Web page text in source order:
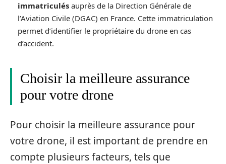
immatriculés auprès de la Direction Générale de
l’Aviation Civile (DGAC) en France. Cette immatriculation
permet d’identifier le propriétaire du drone en cas
d’accident.
Choisir la meilleure assurance
pour votre drone
Pour choisir la meilleure assurance pour
votre drone, il est important de prendre en
compte plusieurs facteurs, tels que